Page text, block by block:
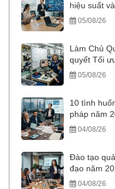
hiệu suất
05/08/26
Làm Chủ
quyết Tối
05/08/26
10 tình
pháp năm
04/08/26
Đào tạo
đạo năm
04/08/26